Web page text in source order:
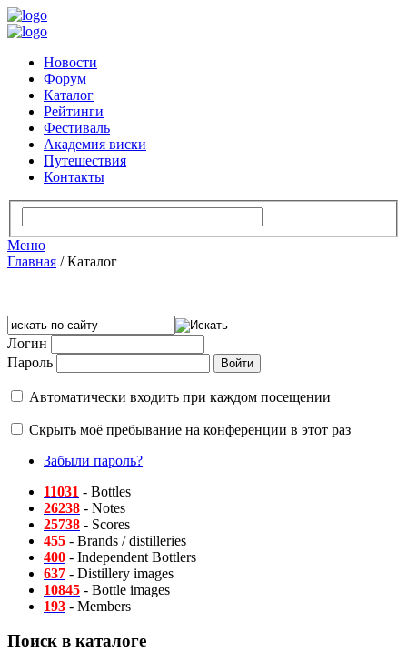
Новости
Форум
Каталог
Рейтинги
Фестиваль
Академия виски
Путешествия
Контакты
Меню
Главная /Каталог
Логин
Пароль
Автоматически входить при каждом посещении
Скрыть моё пребывание на конференции в этот раз
Забыли пароль?
11031 - Bottles
26238 - Notes
25738 - Scores
455 - Brands / distilleries
400 - Independent Bottlers
637 - Distillery images
10845 - Bottle images
193 - Members
Поиск в каталоге